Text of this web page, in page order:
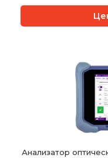
Анализатор